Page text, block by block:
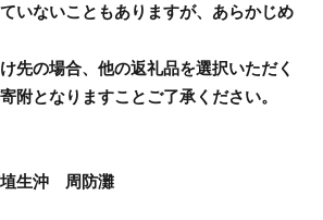
いないこともありますが、あらかじめ
先の場合、他の返礼品を選択いただく
附となりますことご了承ください。
埴生沖 周防灘